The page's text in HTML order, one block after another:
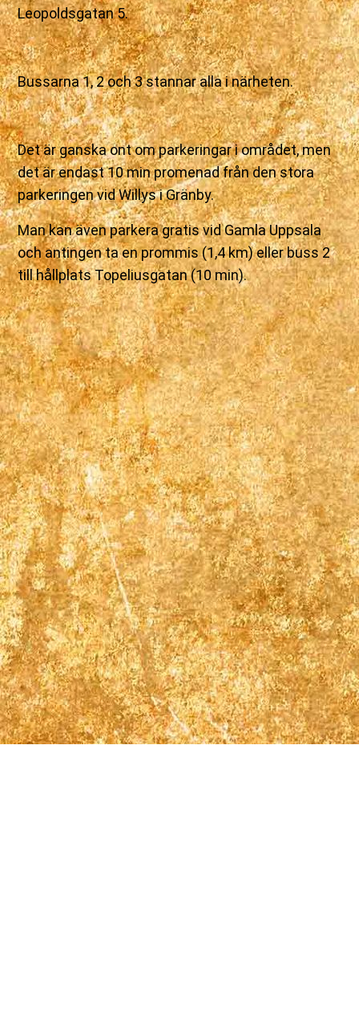
Leopoldsgatan 5.
Bussarna 1, 2 och 3 stannar alla i närheten.
Det är ganska ont om parkeringar i området, men
det är endast 10 min promenad från den stora
parkeringen vid Willys i Gränby.
Man kan även parkera gratis vid Gamla Uppsala
och antingen ta en prommis (1,4 km) eller buss 2
till hållplats Topeliusgatan (10 min).